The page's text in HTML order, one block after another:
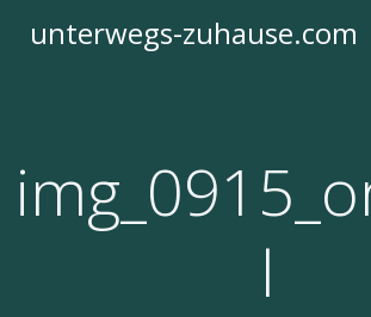
Inhalt
unterwegs-zuhause.com
l